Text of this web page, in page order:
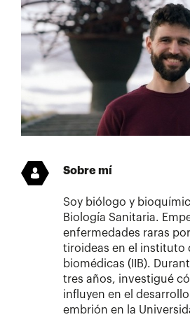
Sobre mí
Soy biólogo y
Biología Sanitaria.
enfermedades raras
tiroideas en el instituto
biomédicas (IIB).
tres años, investigué
influyen en el
embrión en la